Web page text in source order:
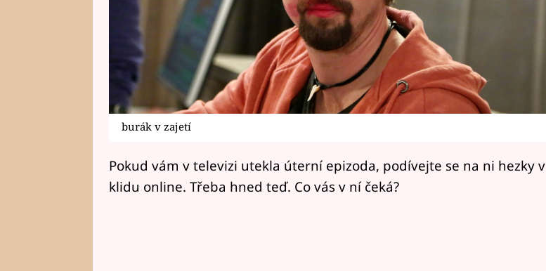
burák v zajetí
Pokud vám v televizi utekla úterní epizoda, podívejte se na ni hezky v
klidu online. Třeba hned teď. Co vás v ní čeká?